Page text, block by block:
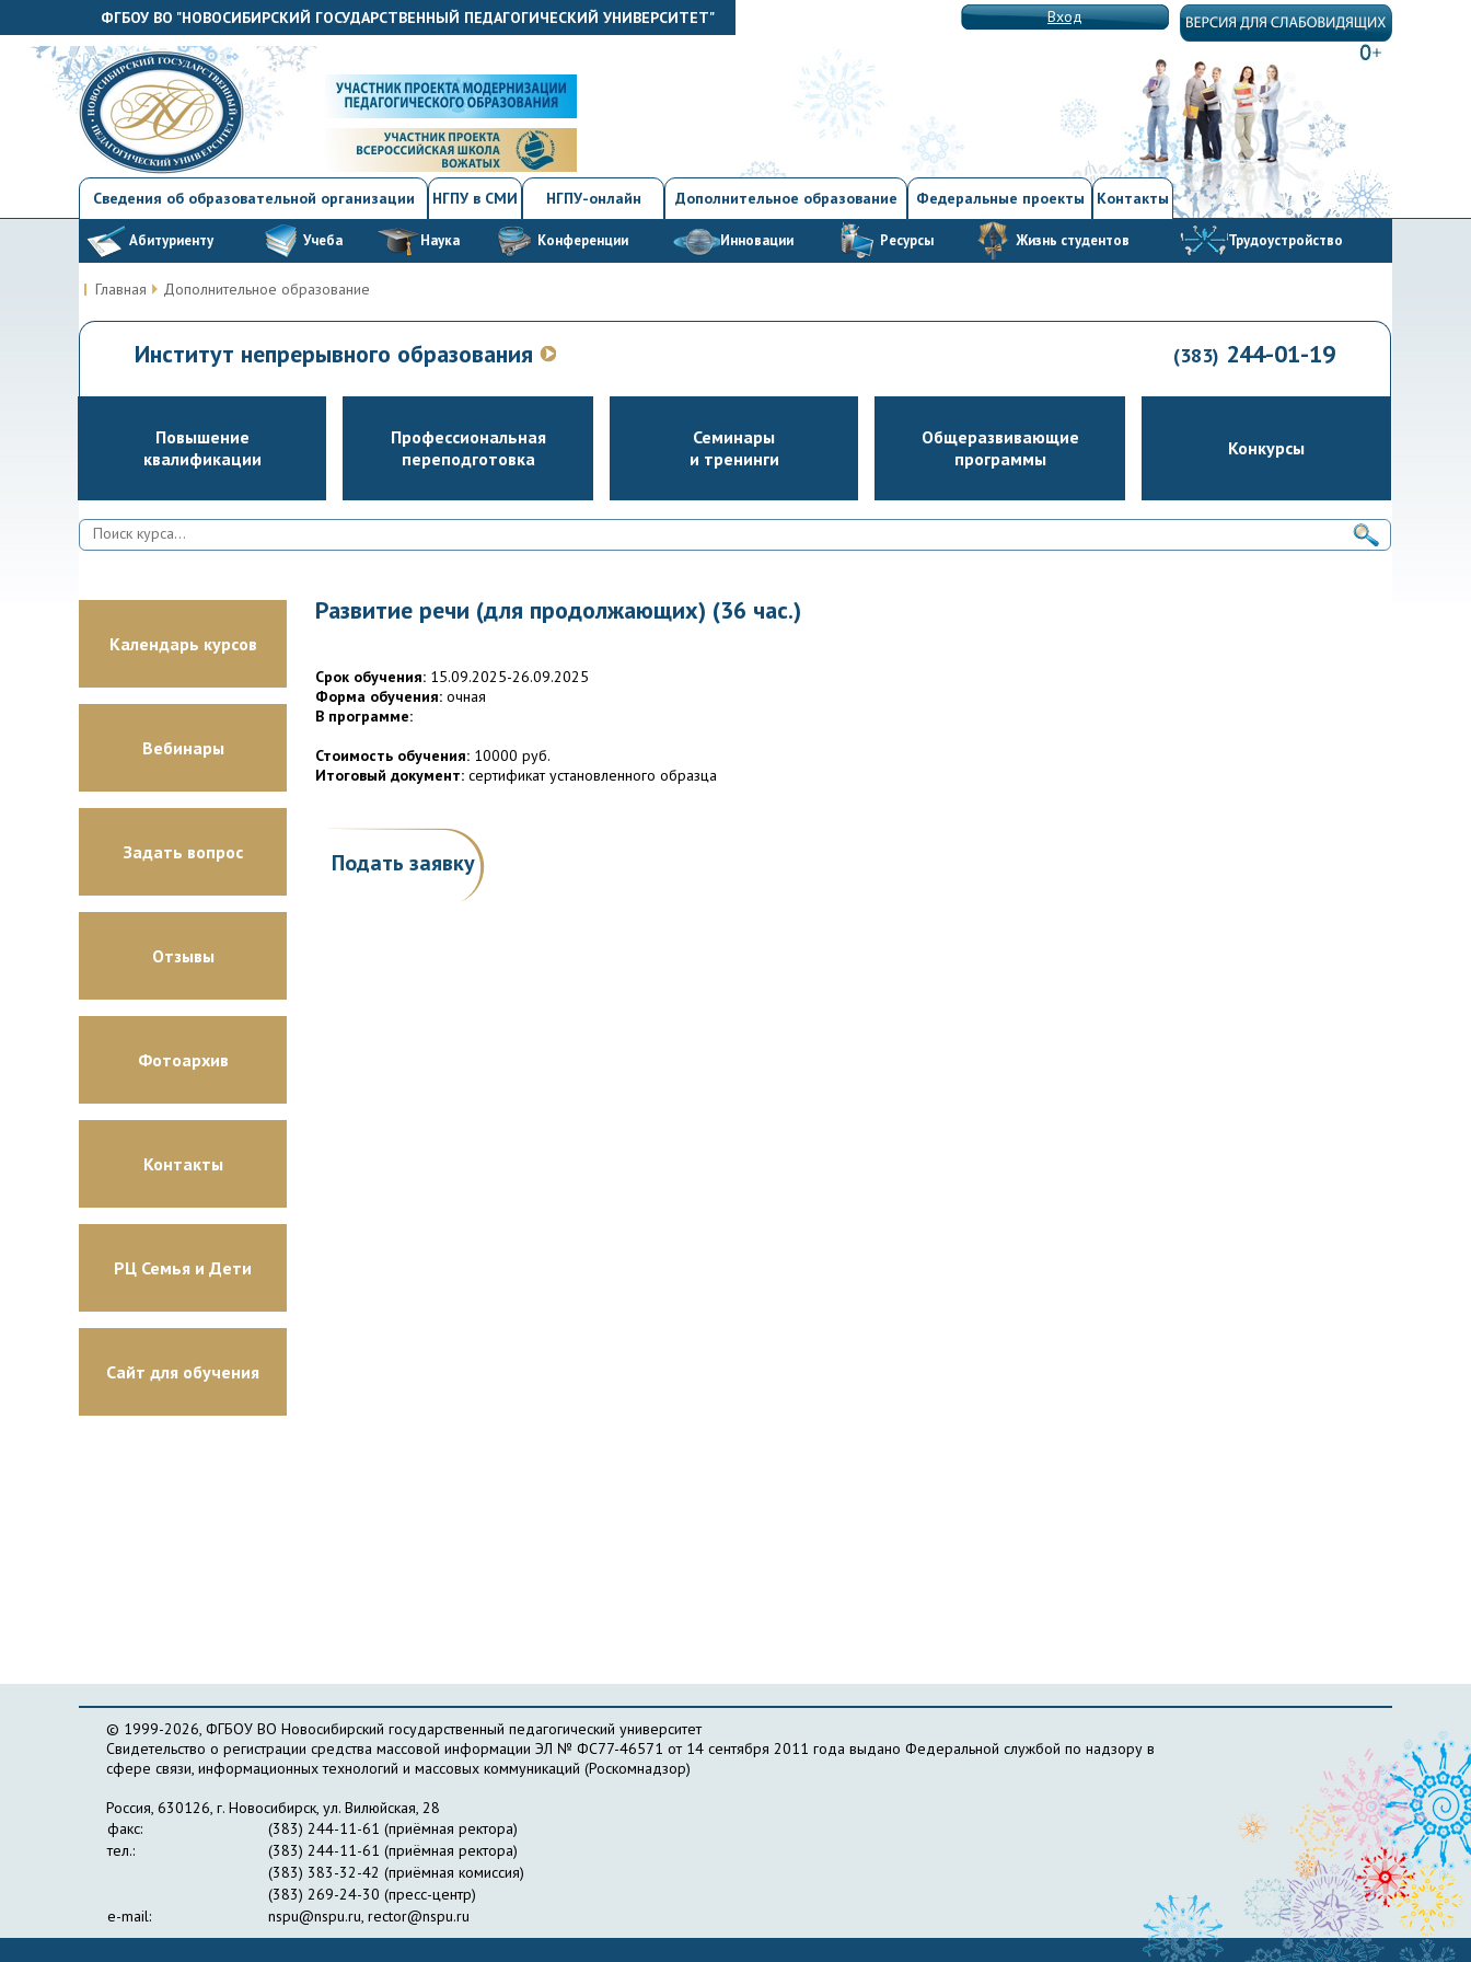
ФГБОУ ВО "НОВОСИБИРСКИЙ ГОСУДАРСТВЕННЫЙ ПЕДАГОГИЧЕСКИЙ УНИВЕРСИТЕТ" Вход
Сведения об образовательной организации НГПУ в СМИ НГПУ-онлайн Дополнительное образование Федеральные проекты Контакты
Абитуриенту Учеба Наука Конференции Инновации Ресурсы Жизнь студентов Трудоустройство
Главная Дополнительное образование
Институт непрерывного образования (383) 244-01-19
Повышение
квалификации
Профессиональная
переподготовка
Семинары
и тренинги
Общеразвивающие
программы
Конкурсы
Календарь курсов
Вебинары
Задать вопрос
Отзывы
Фотоархив
Контакты
РЦ Семья и Дети
Сайт для обучения
Развитие речи (для продолжающих) (36 час.)
Срок обучения: 15.09.2025-26.09.2025
Форма обучения: очная
В программе:
Стоимость обучения: 10000 руб.
Итоговый документ: сертификат установленного образца
Подать заявку
© 1999-2026, ФГБОУ ВО Новосибирский государственный педагогический университет
Свидетельство о регистрации средства массовой информации ЭЛ № ФС77-46571 от 14 сентября 2011 года выдано Федеральной службой по надзору в
сфере связи, информационных технологий и массовых коммуникаций (Роскомнадзор)
Россия, 630126, г. Новосибирск, ул. Вилюйская, 28
факс:
(383) 244-11-61 (приёмная ректора)
тел.:
(383) 244-11-61 (приёмная ректора)
(383) 383-32-42 (приёмная комиссия)
(383) 269-24-30 (пресс-центр)
e-mail:
nspu@nspu.ru, rector@nspu.ru